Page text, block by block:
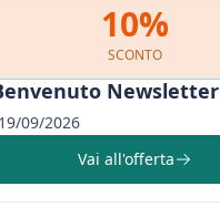
10%
SCONTO
Newsletter
09/2026
Vai all'offerta